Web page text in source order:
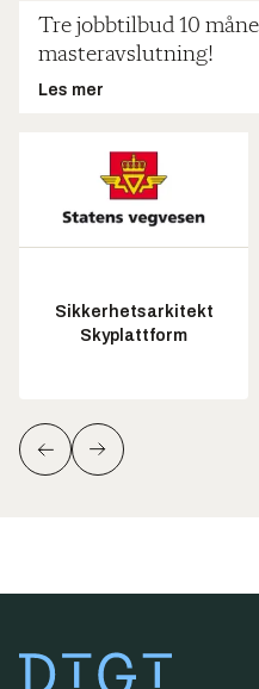
Tre jobbtilbud 10
masteravslutning!
Les mer
Sikkerhetsarkitekt
Skyplattform